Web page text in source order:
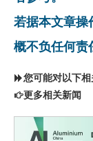
若据本文章操
概不负任何责
您可能对以下相关新闻同
更多相关新闻